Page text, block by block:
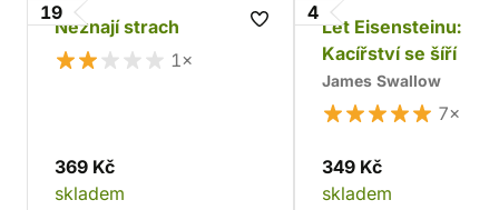
19
Neznají strach
1×
369 Kč
skladem
4
Let Eisensteinu:
Kacířství se šíří
James Swallow
7×
349 Kč
skladem